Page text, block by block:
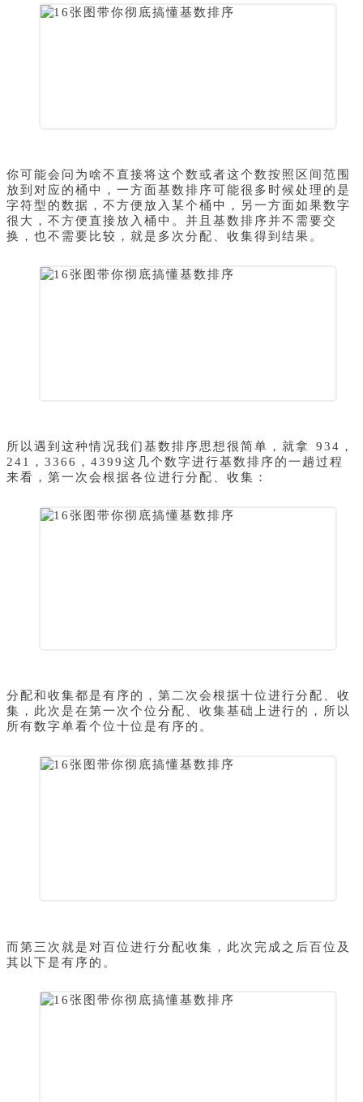
你可能会问为啥不直接将这个数或者这个数按照区间范围
放到对应的桶中，一方面基数排序可能很多时候处理的是
字符型的数据，不方便放入某个桶中，另一方面如果数字
很大，不方便直接放入桶中。并且基数排序并不需要交
换，也不需要比较，就是多次分配、收集得到结果。
所以遇到这种情况我们基数排序思想很简单，就拿 934，
241，3366，4399这几个数字进行基数排序的一趟过程
来看，第一次会根据各位进行分配、收集：
分配和收集都是有序的，第二次会根据十位进行分配、收
集，此次是在第一次个位分配、收集基础上进行的，所以
所有数字单看个位十位是有序的。
而第三次就是对百位进行分配收集，此次完成之后百位及
其以下是有序的。